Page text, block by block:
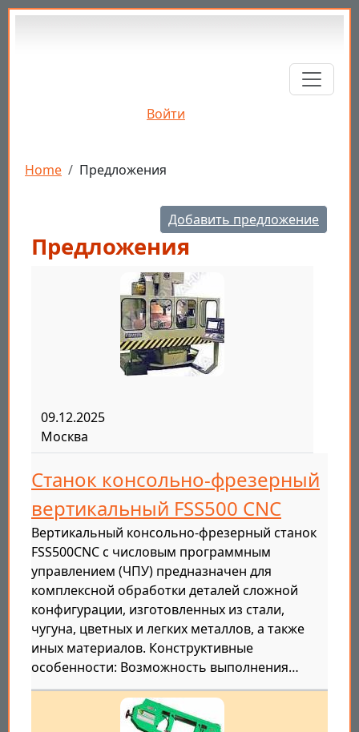
Перейти к основному содержанию
Войти
Строка навигации
Home Предложения
Добавить предложение
Предложения
09.12.2025
Москва
Станок консольно-фрезерный
вертикальный FSS500 CNC
Вертикальный консольно-фрезерный станок
FSS500CNC с числовым программным
управлением (ЧПУ) предназначен для
комплексной обработки деталей сложной
конфигурации, изготовленных из стали,
чугуна, цветных и легких металлов, а также
иных материалов. Конструктивные
особенности: Возможность выполнения…